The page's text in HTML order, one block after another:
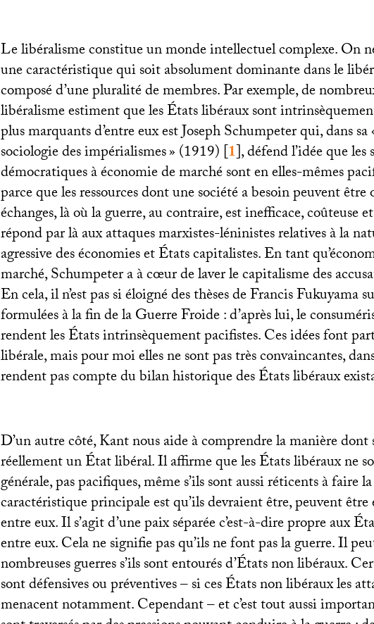
Le libéralisme constitue un monde intellectuel complexe. On
une caractéristique qui soit absolument dominante dans le
composé d’une pluralité de membres. Par exemple, de
libéralisme estiment que les États libéraux sont
plus marquants d’entre eux est Joseph Schumpeter qui, dans sa
sociologie des impérialismes» (1919)[1], défend l’idée que les
démocratiques à économie de marché sont en elles-mêmes
parce que les ressources dont une société a besoin peuvent être
échanges, là où la guerre, au contraire, est inefficace, coûteuse
répond par là aux attaques marxistes-léninistes relatives à la
agressive des économies et États capitalistes. En tant
marché, Schumpeter a à cœur de laver le capitalisme des
En cela, il n’est pas si éloigné des thèses de Francis Fukuyama
formulées à la fin de la Guerre Froide : d’après lui, le
rendent les États intrinsèquement pacifistes. Ces idées font
libérale, mais pour moi elles ne sont pas très convaincantes,
rendent pas compte du bilan historique des États libéraux
D’un autre côté, Kant nous aide à comprendre la manière dont
réellement un État libéral. Il affirme que les États libéraux ne
générale, pas pacifiques, même s’ils sont aussi réticents à faire
caractéristique principale est qu’ils devraient être, peuvent
entre eux. Il s’agit d’une paix séparée c’est-à-dire propre aux
entre eux. Cela ne signifie pas qu’ils ne font pas la guerre. Il
nombreuses guerres s’ils sont entourés d’États non libéraux.
sont défensives ou préventives – si ces États non libéraux les
menacent notamment. Cependant – et c’est tout aussi